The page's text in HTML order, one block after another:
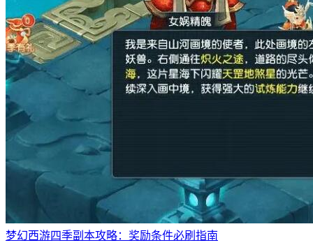
梦幻西游四季副本攻略：奖励条件必刷指南